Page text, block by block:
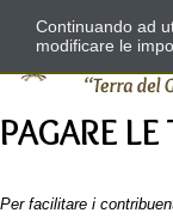
PAGARE LE
Per facilitare i
Continuando ad
modificare le